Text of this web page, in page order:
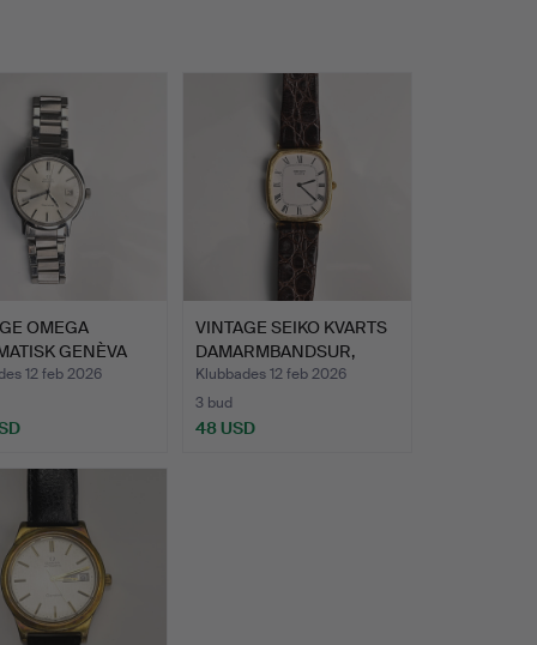
OMEGA
GENÈVA
12 feb 2026
VINTAGE SEIKO KVARTS
DAMARMBANDSUR,
CIRKA …
Klubbades 12 feb 2026
3 bud
48 USD